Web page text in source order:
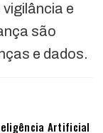
e
são
e dados.
Artificial